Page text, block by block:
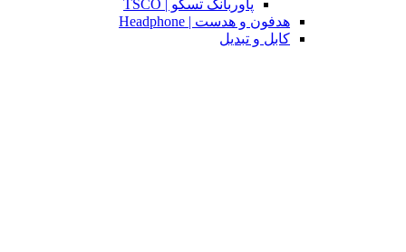
پاوربانک تسکو | TSCO
هدفون و هدست | Headphone
کابل و تبدیل